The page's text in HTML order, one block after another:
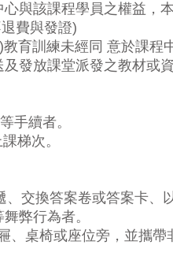
與該課程學員之權益，
費與發證)
教育訓練未經同 意於課程
發放課堂派發之教材或資
手續者。
梯次。
交換答案卷或答案卡、
弊行為者。
桌椅或座位旁，並攜帶